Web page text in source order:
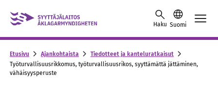
Skip to content -saavutettavuusohje
Haku Suomi
Etusivu Ajankohtaista
Tiedotteet ja kanteluratkaisut
Työturvallisuusrikkomus, työturvallisuusrikos, syyttämättä jättäminen,
vähäisyysperuste